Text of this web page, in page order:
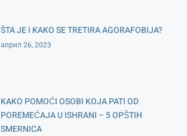
ŠTA JE I KAKO SE TRETIRA AGORAFOBIJA?
април 26, 2023
KAKO POMOĆI OSOBI KOJA PATI OD
POREMEĆAJA U ISHRANI – 5 OPŠTIH
SMERNICA